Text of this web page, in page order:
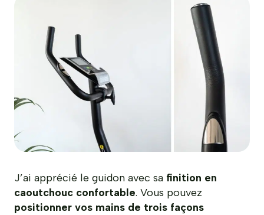
J’ai apprécié le guidon avec sa finition en
caoutchouc confortable. Vous pouvez
positionner vos mains de trois façons